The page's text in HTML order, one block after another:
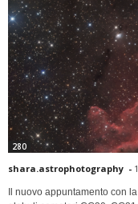
280
shara.astrophotography -
Il nuovo appuntamento con